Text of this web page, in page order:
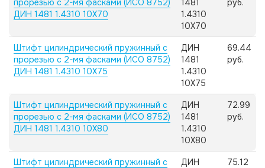
прорезью с 2-мя фасками (ИСО 8752)
ДИН 1481 1.4310 10X70
1481
1.4310
10X70
руб.
Штифт цилиндрический пружинный с
прорезью с 2-мя фасками (ИСО 8752)
ДИН 1481 1.4310 10X75
ДИН
1481
1.4310
10X75
69.44
руб.
Штифт цилиндрический пружинный с
прорезью с 2-мя фасками (ИСО 8752)
ДИН 1481 1.4310 10X80
ДИН
1481
1.4310
10X80
72.99
руб.
Штифт цилиндрический пружинный с
ДИН
75.12